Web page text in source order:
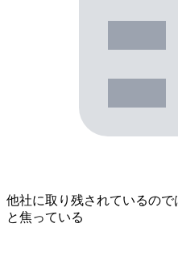
他社に取り残されているので
と焦っている